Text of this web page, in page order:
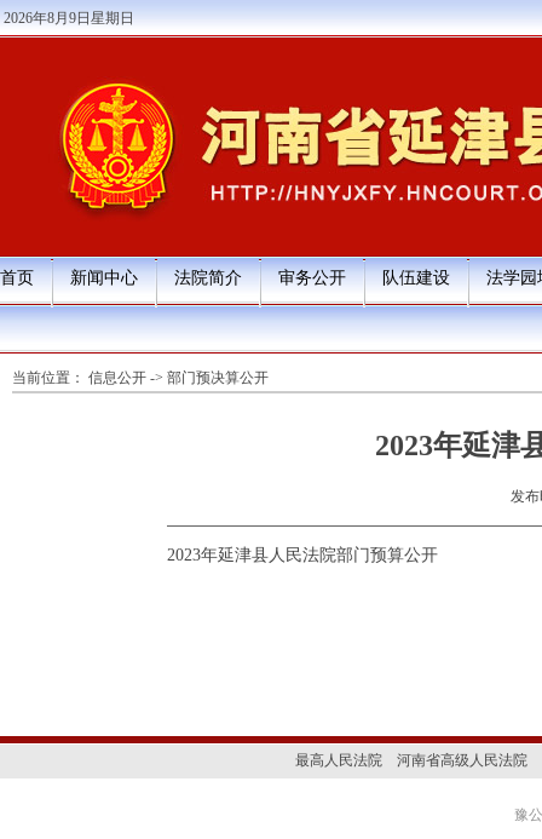
2026年8月9日星期日
首页 新闻中心 法院简介 审务公开 队伍建设 法学园
当前位置： 信息公开 -> 部门预决算公开
2023年延津
发布
2023年延津县人民法院部门预算公开
最高人民法院 河南省高级人民法院
豫